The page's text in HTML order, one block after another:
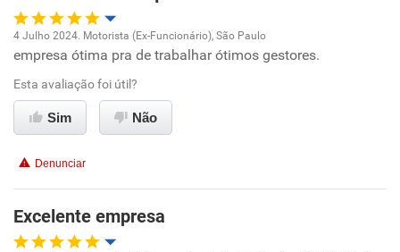
Oportunidade de promoção
Ambiente de trabalho
Benefícios
Recomenda esta empresa
4 Julho 2024. Motorista (Ex-Funcionário), São Paulo
empresa ótima pra de trabalhar ótimos gestores.
Esta avaliação foi útil?
Sim Não
Denunciar
Excelente empresa